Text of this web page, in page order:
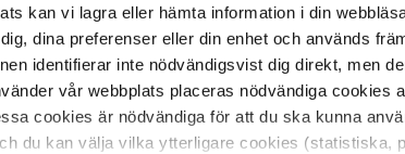
kan vi lagra eller hämta information i din
dina preferenser eller din enhet och används
identifierar inte nödvändigsvist dig direkt, men
vår webbplats placeras nödvändiga cookies
cookies är nödvändiga för att du ska kunna
du kan välja vilka ytterligare cookies (statistiska,
Rikke Sølvsten Sørensen.